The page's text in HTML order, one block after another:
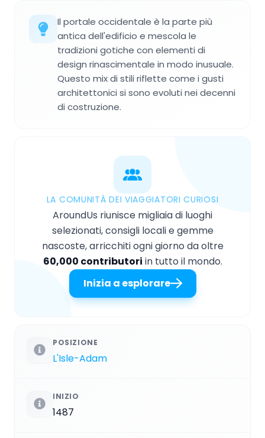
Il portale occidentale è la parte più
antica dell'edificio e mescola le
tradizioni gotiche con elementi di
design rinascimentale in modo inusuale.
Questo mix di stili riflette come i gusti
architettonici si sono evoluti nei decenni
di costruzione.
LA COMUNITÀ DEI VIAGGIATORI CURIOSI
AroundUs riunisce migliaia di luoghi
selezionati, consigli locali e gemme
nascoste, arricchiti ogni giorno da oltre
60,000 contributori in tutto il mondo.
Inizia a esplorare
POSIZIONE
L'Isle-Adam
INIZIO
1487